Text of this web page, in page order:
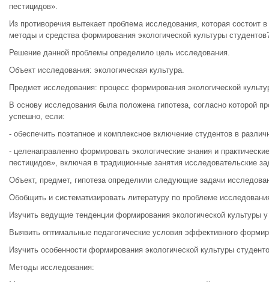
пестицидов».
Из противоречия вытекает проблема исследования, которая
методы и средства формирования экологической культуры
Решение данной проблемы определило цель исследования.
Объект исследования: экологическая культура.
Предмет исследования: процесс формирования экологической
В основу исследования была положена гипотеза, согласно которой
успешно, если:
- обеспечить поэтапное и комплексное включение студентов в
- целенаправленно формировать экологические знания и
пестицидов», включая в традиционные занятия исследовательские
Объект, предмет, гипотеза определили следующие задачи
Обобщить и систематизировать литературу по проблеме
Изучить ведущие тенденции формирования экологической культуры
Выявить оптимальные педагогические условия эффективного
Изучить особенности формирования экологической культуры
Методы исследования: